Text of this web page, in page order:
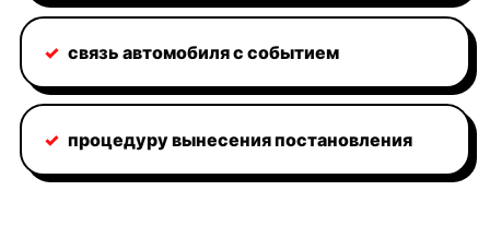
✓ связь автомобиля с событием
✓ процедуру вынесения постановления